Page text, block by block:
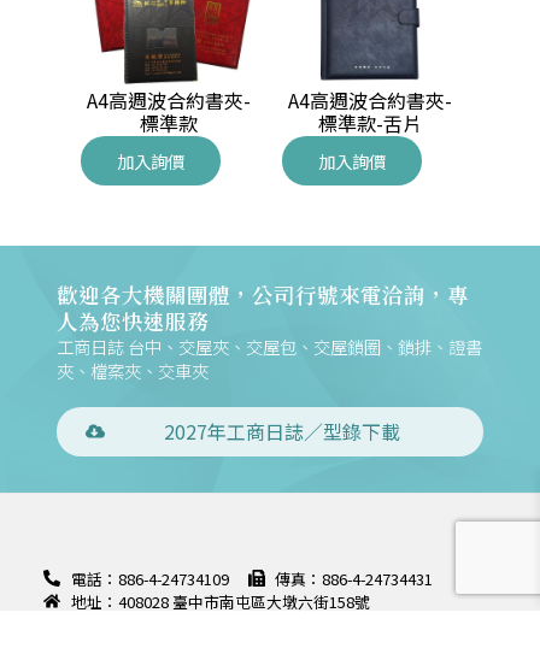
A4高週波合約書夾-
標準款
加入詢價
A4高週波合約書夾-
標準款-舌片
加入詢價
歡迎各大機關團體，公司行號來電洽詢，專
人為您快速服務
工商日誌 台中、交屋夾、交屋包、交屋鎖圈、鎖排、證書
夾、檔案夾、交車夾
2027年工商日誌／型錄下載
電話：886-4-24734109
傳真：886-4-24734431
地址：408028 臺中市南屯區大墩六街158號